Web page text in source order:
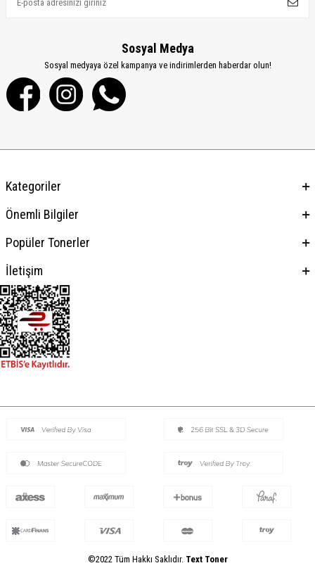
Sosyal Medya
Sosyal medyaya özel kampanya ve indirimlerden haberdar olun!
Kategoriler
Önemli Bilgiler
Popüler Tonerler
İletişim
©2022 Tüm Hakkı Saklıdır. Text Toner